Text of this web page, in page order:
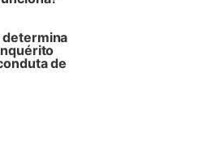
determina
de